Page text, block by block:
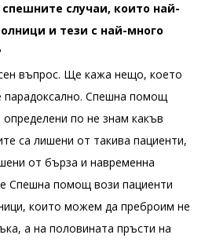
случаи, които най-
и тези с най-много
въпрос. Ще кажа нещо, което
парадоксално. Спешна помощ
по не знам какъв
са лишени от такива пациенти,
от бърза и навременна
Спешна помощ вози пациенти
които можем да преброим не
а на половината пръсти на